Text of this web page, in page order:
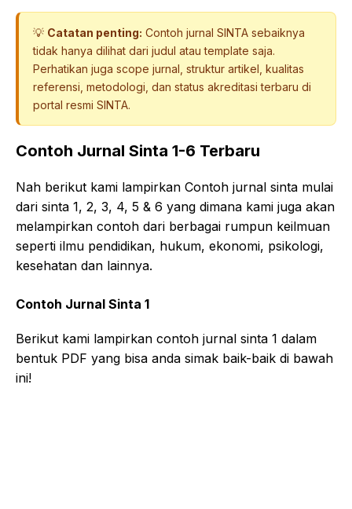
💡 Catatan penting: Contoh jurnal SINTA sebaiknya
tidak hanya dilihat dari judul atau template saja.
Perhatikan juga scope jurnal, struktur artikel, kualitas
referensi, metodologi, dan status akreditasi terbaru di
portal resmi SINTA.
Contoh Jurnal Sinta 1-6 Terbaru
Nah berikut kami lampirkan Contoh jurnal sinta mulai
dari sinta 1, 2, 3, 4, 5 & 6 yang dimana kami juga akan
melampirkan contoh dari berbagai rumpun keilmuan
seperti ilmu pendidikan, hukum, ekonomi, psikologi,
kesehatan dan lainnya.
Contoh Jurnal Sinta 1
Berikut kami lampirkan contoh jurnal sinta 1 dalam
bentuk PDF yang bisa anda simak baik-baik di bawah
ini!